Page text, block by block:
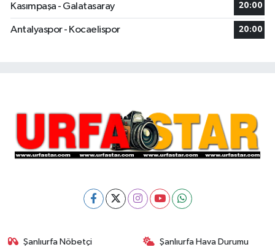
Kasımpaşa - Galatasaray 20:00
Antalyaspor - Kocaelispor 20:00
Şanlıurfa Nöbetçi
Şanlıurfa Hava Durumu